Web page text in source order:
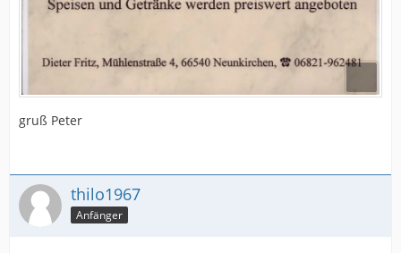
gruß Peter
thilo1967
Anfänger